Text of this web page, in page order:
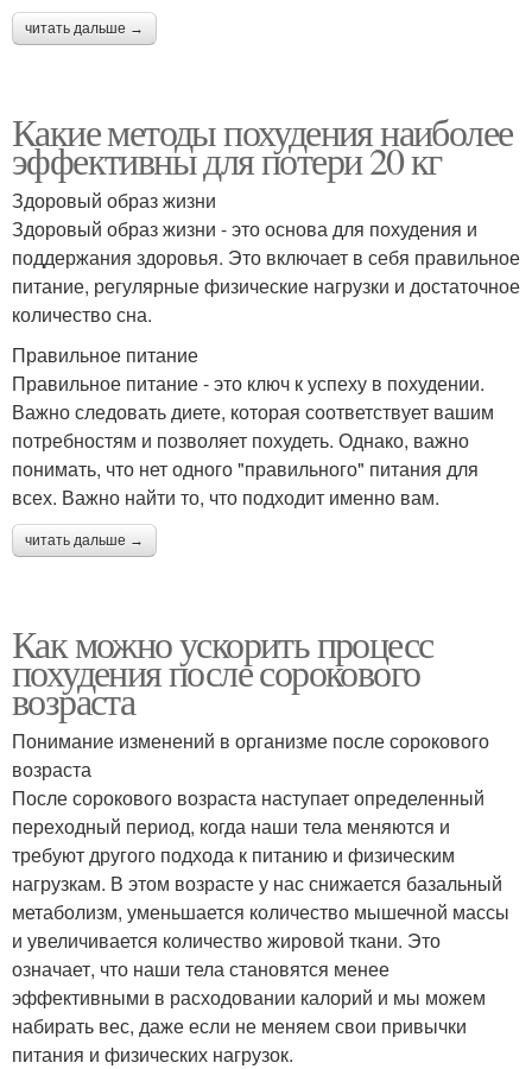
читать дальше →
Какие методы похудения наиболее
эффективны для потери 20 кг
Здоровый образ жизни
Здоровый образ жизни - это основа для похудения и
поддержания здоровья. Это включает в себя правильное
питание, регулярные физические нагрузки и достаточное
количество сна.
Правильное питание
Правильное питание - это ключ к успеху в похудении.
Важно следовать диете, которая соответствует вашим
потребностям и позволяет похудеть. Однако, важно
понимать, что нет одного "правильного" питания для
всех. Важно найти то, что подходит именно вам.
читать дальше →
Как можно ускорить процесс
похудения после сорокового
возраста
Понимание изменений в организме после сорокового
возраста
После сорокового возраста наступает определенный
переходный период, когда наши тела меняются и
требуют другого подхода к питанию и физическим
нагрузкам. В этом возрасте у нас снижается базальный
метаболизм, уменьшается количество мышечной массы
и увеличивается количество жировой ткани. Это
означает, что наши тела становятся менее
эффективными в расходовании калорий и мы можем
набирать вес, даже если не меняем свои привычки
питания и физических нагрузок.